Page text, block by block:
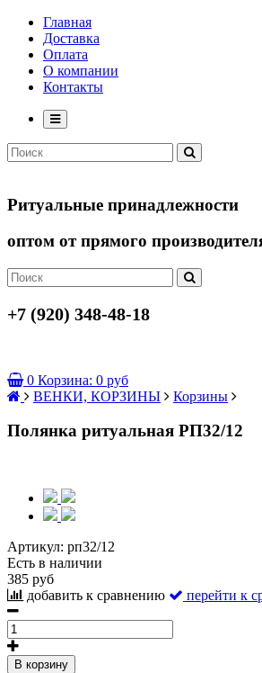
Главная
Доставка
Оплата
О компании
Контакты
Ритуальные принадлежности
оптом от прямого
+7 (920) 348-48-18
0 Корзина: 0 руб
ВЕНКИ, КОРЗИНЫ
Корзины
Полянка ритуальная РП32/12
Артикул: рп32/12
Есть в наличии
385 руб
добавить к сравнению
перейти к
В корзину